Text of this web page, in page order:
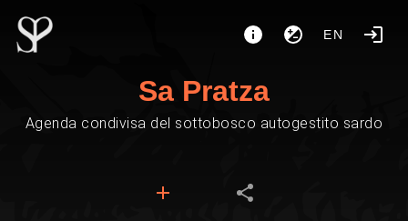
EN
Sa Pratza
Agenda condivisa del sottobosco autogestito sardo